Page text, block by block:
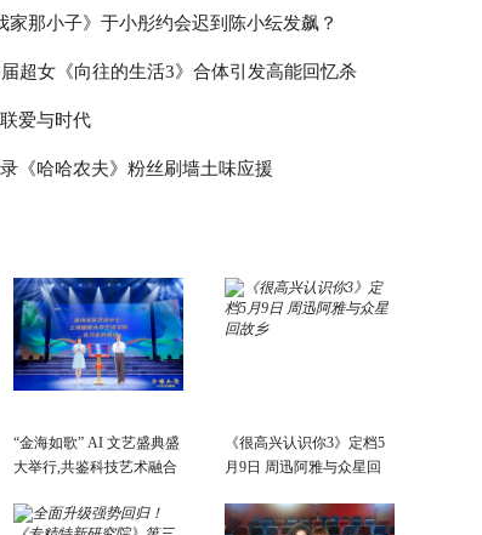
家那小子》于小彤约会迟到陈小纭发飙？
超女《向往的生活3》合体引发高能回忆杀
爱与时代
《哈哈农夫》粉丝刷墙土味应援
“金海如歌” AI 文艺盛典盛
大举行,共鉴科技艺术融合
《很高兴认识你3》定档5
月9日 周迅阿雅与众星回